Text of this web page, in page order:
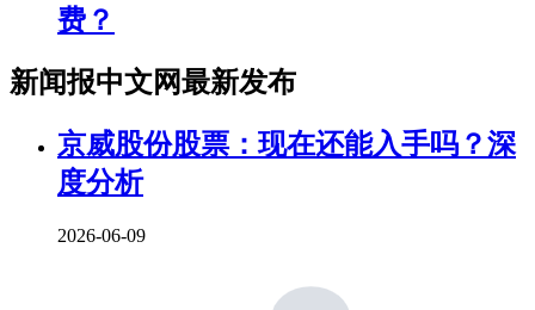
费？
新闻报中文网最新发布
京威股份股票：现在还能入手吗？深
度分析
2026-06-09